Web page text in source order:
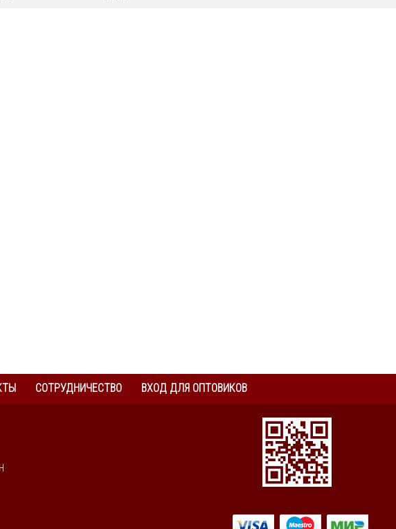
СОТРУДНИЧЕСТВО ВХОД ДЛЯ ОПТОВИКОВ